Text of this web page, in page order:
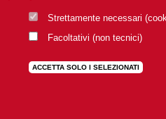
Scroll to top of the page
Strettamente necessari
Facoltativi (non tecnici)
ACCETTA SOLO I SELEZIONATI